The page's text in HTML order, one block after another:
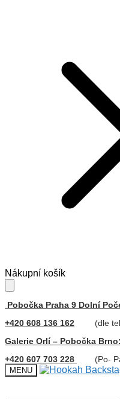
Skip
to
navigation
Skip
to
content
Nákupní košík
Pobočka Praha 9 Dolní
+420 608 136 162
(dle
Galerie Orlí – Pobočka Brno:
+420 607 703 228
(Po-
MENU